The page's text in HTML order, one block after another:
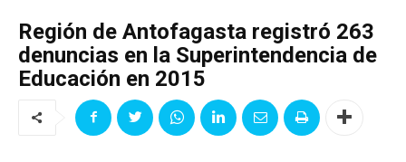
Región de Antofagasta registró 263
denuncias en la Superintendencia de
Educación en 2015